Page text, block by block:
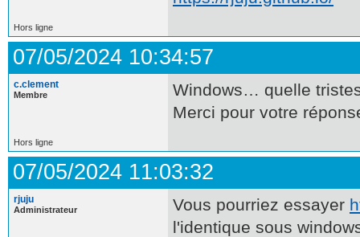
Hors ligne
07/05/2024 10:34:57
c.clement
Membre
Windows… quelle
Merci pour votre
Hors ligne
07/05/2024 11:03:32
rjuju
Administrateur Vous pourriez essayer
l'identique sous